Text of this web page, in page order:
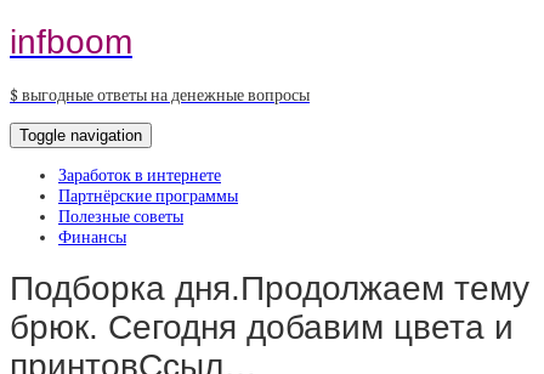
infboom
$ выгодные ответы на денежные вопросы
Toggle navigation
Заработок в интернете
Партнёрские программы
Полезные советы
Финансы
Подборка дня.Продолжаем тему
брюк. Сегодня добавим цвета и
принтовСсыл…